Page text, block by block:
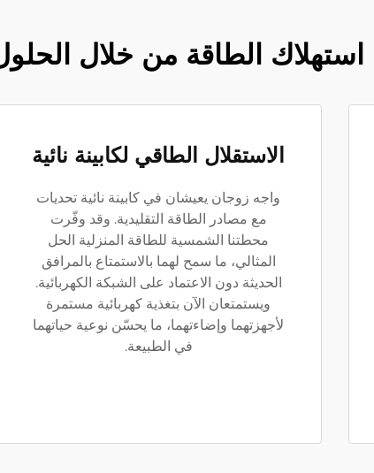
استهلاك الطاقة من خلال
الاستقلال الطاقي لكابينة نائية
واجه زوجان يعيشان في كابينة نائية تحديات
مع مصادر الطاقة التقليدية. وقد وفّرت
محطتنا الشمسية للطاقة المنزلية الحل
المثالي، ما سمح لهما بالاستمتاع بالمرافق
الحديثة دون الاعتماد على الشبكة الكهربائية.
ويستمتعان الآن بتغذية كهربائية مستمرة
لأجهزتهما وإضاءتهما، ما يحسّن نوعية حياتهما
في الطبيعة.